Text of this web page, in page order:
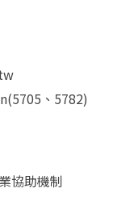
、5782)
協助機制